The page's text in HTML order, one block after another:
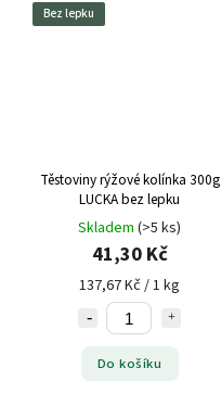
Bez lepku
Těstoviny rýžové kolínka 300g
LUCKA bez lepku
Skladem (>5 ks)
41,30 Kč
137,67 Kč / 1 kg
Do košíku